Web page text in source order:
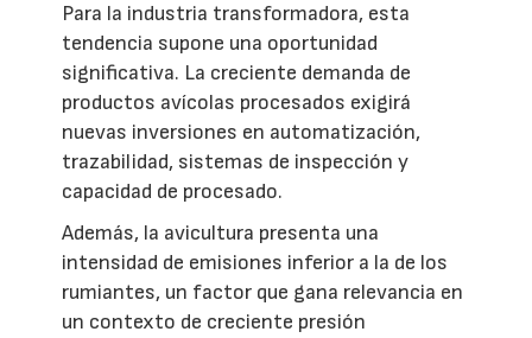
Para la industria transformadora, esta
tendencia supone una oportunidad
significativa. La creciente demanda de
productos avícolas procesados exigirá
nuevas inversiones en automatización,
trazabilidad, sistemas de inspección y
capacidad de procesado.
Además, la avicultura presenta una
intensidad de emisiones inferior a la de los
rumiantes, un factor que gana relevancia en
un contexto de creciente presión